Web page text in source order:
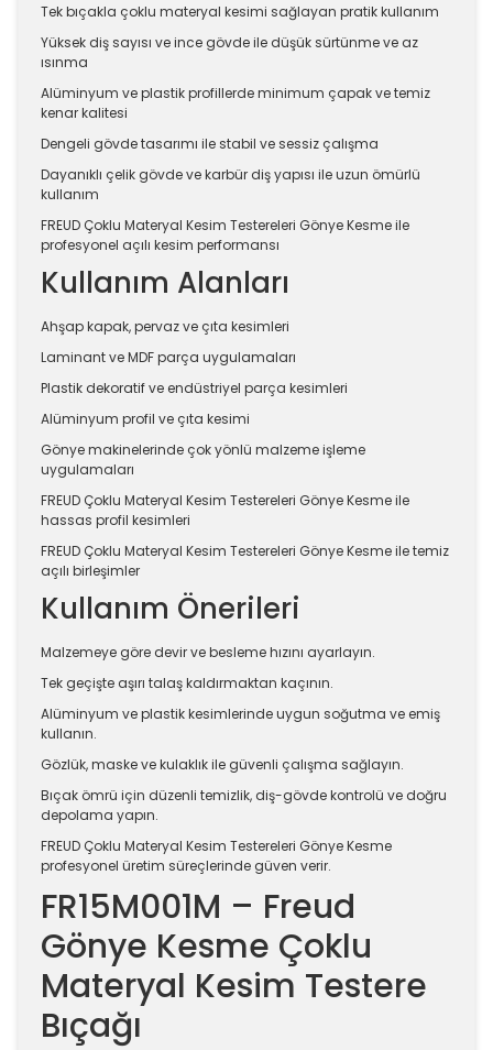
Tek bıçakla çoklu materyal kesimi sağlayan pratik kullanım
Yüksek diş sayısı ve ince gövde ile düşük sürtünme ve az
ısınma
Alüminyum ve plastik profillerde minimum çapak ve temiz
kenar kalitesi
Dengeli gövde tasarımı ile stabil ve sessiz çalışma
Dayanıklı çelik gövde ve karbür diş yapısı ile uzun ömürlü
kullanım
FREUD Çoklu Materyal Kesim Testereleri Gönye Kesme ile
profesyonel açılı kesim performansı
Kullanım Alanları
Ahşap kapak, pervaz ve çıta kesimleri
Laminant ve MDF parça uygulamaları
Plastik dekoratif ve endüstriyel parça kesimleri
Alüminyum profil ve çıta kesimi
Gönye makinelerinde çok yönlü malzeme işleme
uygulamaları
FREUD Çoklu Materyal Kesim Testereleri Gönye Kesme ile
hassas profil kesimleri
FREUD Çoklu Materyal Kesim Testereleri Gönye Kesme ile temiz
açılı birleşimler
Kullanım Önerileri
Malzemeye göre devir ve besleme hızını ayarlayın.
Tek geçişte aşırı talaş kaldırmaktan kaçının.
Alüminyum ve plastik kesimlerinde uygun soğutma ve emiş
kullanın.
Gözlük, maske ve kulaklık ile güvenli çalışma sağlayın.
Bıçak ömrü için düzenli temizlik, diş-gövde kontrolü ve doğru
depolama yapın.
FREUD Çoklu Materyal Kesim Testereleri Gönye Kesme
profesyonel üretim süreçlerinde güven verir.
FR15M001M – Freud
Gönye Kesme Çoklu
Materyal Kesim Testere
Bıçağı